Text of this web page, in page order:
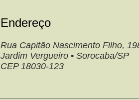
Endereço
Rua Capitão Nascimento Filho,
Jardim Vergueiro • Sorocaba/SP
CEP 18030-123